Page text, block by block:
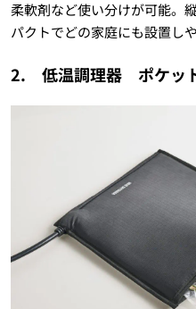
柔軟剤など使い分けが可能。
パクトでどの家庭にも設置し
2. 低温調理器 ポケット